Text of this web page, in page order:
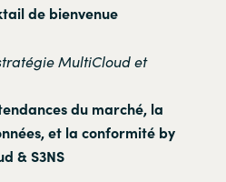
de bienvenue
MultiCloud et
du marché, la
et la conformité by
& S3NS